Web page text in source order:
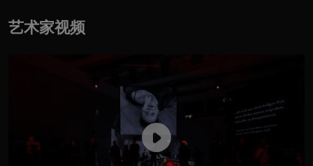
艺术家视频